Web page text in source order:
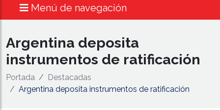
Menú de navegación
Argentina deposita
instrumentos de ratificación
Portada
Destacadas
Argentina deposita instrumentos de ratificación